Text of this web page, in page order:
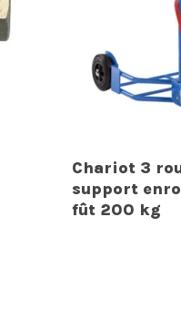
Chariot 3
support
fût 200 kg